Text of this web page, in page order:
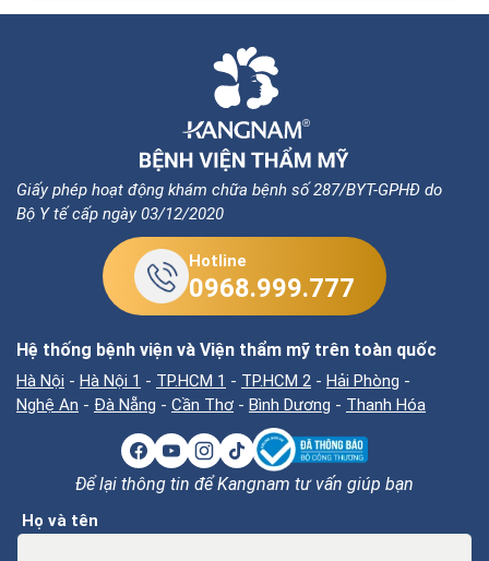
Giấy phép hoạt động khám chữa bệnh số 287/BYT-GPHĐ do
Bộ Y tế cấp ngày 03/12/2020
Hotline
0968.999.777
Hệ thống bệnh viện và Viện thẩm mỹ trên toàn quốc
Hà Nội - Hà Nội 1 - TP.HCM 1 - TP.HCM 2 - Hải Phòng -
Nghệ An - Đà Nẵng - Cần Thơ - Bình Dương - Thanh Hóa
Để lại thông tin để Kangnam tư vấn giúp bạn
Họ và tên